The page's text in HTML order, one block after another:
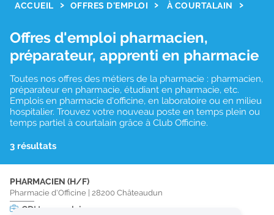
ACCUEIL OFFRES D'EMPLOI À COURTALAIN
Offres d'emploi pharmacien,
préparateur, apprenti en pharmacie
Toutes nos offres des métiers de la pharmacie : pharmacien,
préparateur en pharmacie, étudiant en pharmacie, etc.
Emplois en pharmacie d'officine, en laboratoire ou en milieu
hospitalier. Trouvez votre nouveau poste en temps plein ou
temps partiel à courtalain grâce à Club Officine.
3 résultats
PHARMACIEN (H/F)
Pharmacie d'Officine 28200 Châteaudun
CDI temps plein